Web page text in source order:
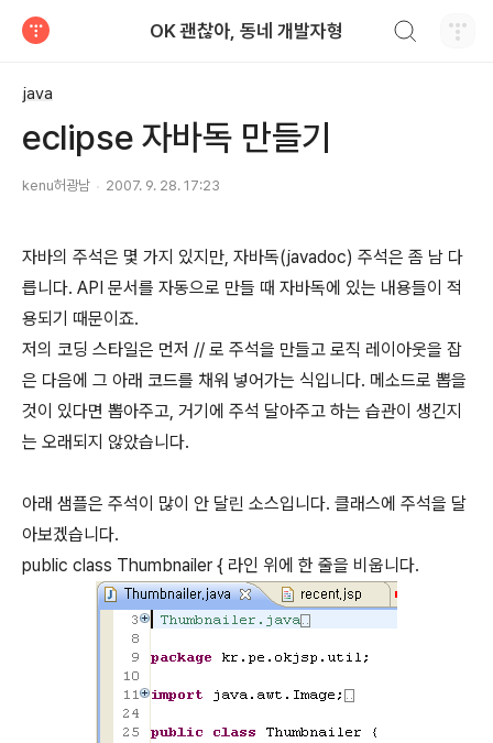
OK 괜찮아, 동네 개발자형
java
eclipse 자바독 만들기
kenu허광남 2007. 9. 28. 17:23
자바의 주석은 몇 가지 있지만, 자바독(javadoc) 주석은 좀 남 다
릅니다. API 문서를 자동으로 만들 때 자바독에 있는 내용들이 적
용되기 때문이죠.
저의 코딩 스타일은 먼저 // 로 주석을 만들고 로직 레이아웃을 잡
은 다음에 그 아래 코드를 채워 넣어가는 식입니다. 메소드로 뽑을
것이 있다면 뽑아주고, 거기에 주석 달아주고 하는 습관이 생긴지
는 오래되지 않았습니다.
아래 샘플은 주석이 많이 안 달린 소스입니다. 클래스에 주석을 달
아보겠습니다.
public class Thumbnailer { 라인 위에 한 줄을 비웁니다.